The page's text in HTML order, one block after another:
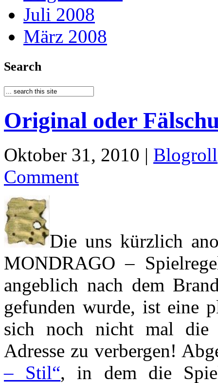
Juli 2008
März 2008
Search
Original oder
Oktober 31, 2010 | Blogroll
Comment
Die uns kürzlich
MONDRAGO –
angeblich nach dem
gefunden wurde, ist eine
sich noch nicht mal die
Adresse zu verbergen!
– Stil“, in dem die